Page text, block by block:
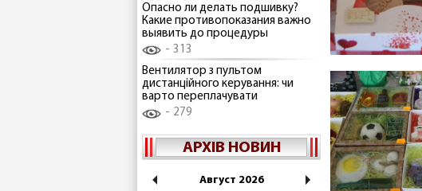
Опасно ли делать подшивку?
Какие противопоказания важно
выявить до процедуры
313
Вентилятор з пультом
дистанційного керування: чи
варто переплачувати
279
АРХІВ НОВИН
Август 2026